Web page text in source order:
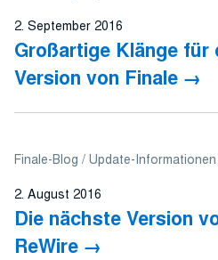
2. September 2016
Großartige Klänge für
Version von Finale
Finale-Blog Update-Informationen
2. August 2016
Die nächste Version
ReWire